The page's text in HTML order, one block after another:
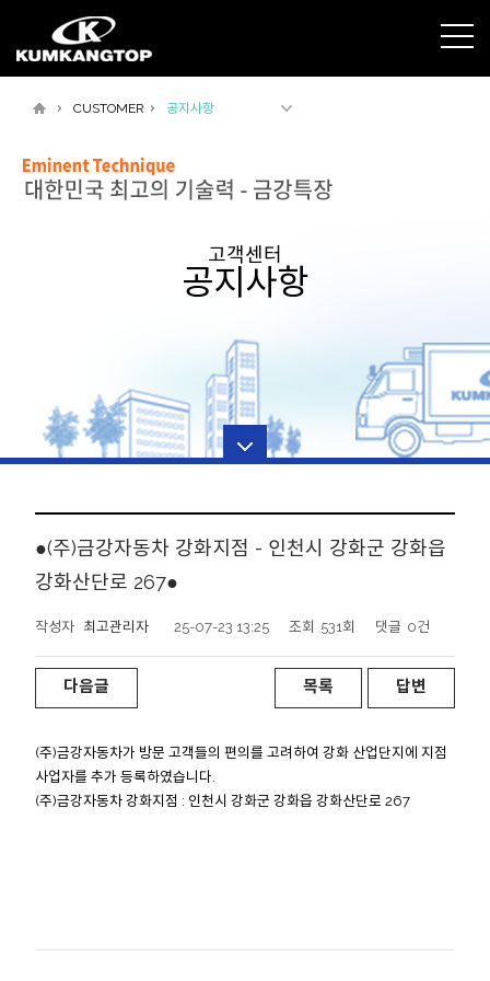
CUSTOMER 공지사항
고객센터
공지사항
●(주)금강자동차 강화지점 - 인천시 강화군 강화읍
강화산단로 267●
작성자 최고관리자 25-07-23 13:25 조회 531회 댓글 0건
다음글 목록 답변
(주)금강자동차가 방문 고객들의 편의를 고려하여 강화 산업단지에 지점
사업자를 추가 등록하였습니다.
(주)금강자동차 강화지점 : 인천시 강화군 강화읍 강화산단로 267